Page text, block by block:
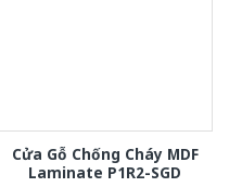
Cửa Gỗ Chống Cháy MDF
Laminate P1R2-SGD